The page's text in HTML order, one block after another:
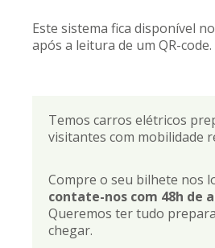
Este sistema fica disponível
após a leitura de um QR-code.
Temos carros elétricos
visitantes com mobilidade
Compre o seu bilhete nos
contate-nos com 48h de
Queremos ter tudo
chegar.